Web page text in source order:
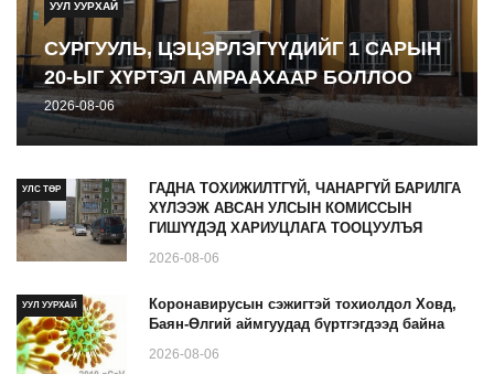
УУЛ УУРХАЙ
СУРГУУЛЬ, ЦЭЦЭРЛЭГҮҮДИЙГ 1 САРЫН
20-ЫГ ХҮРТЭЛ АМРААХААР БОЛЛОО
2026-08-06
УЛС ТӨР
ГАДНА ТОХИЖИЛТГҮЙ, ЧАНАРГҮЙ БАРИЛГА
ХҮЛЭЭЖ АВСАН УЛСЫН КОМИССЫН
ГИШҮҮДЭД ХАРИУЦЛАГА ТООЦУУЛЪЯ
2026-08-06
УУЛ УУРХАЙ
Коронавирусын сэжигтэй тохиолдол Ховд,
Баян-Өлгий аймгуудад бүртгэгдээд байна
2026-08-06